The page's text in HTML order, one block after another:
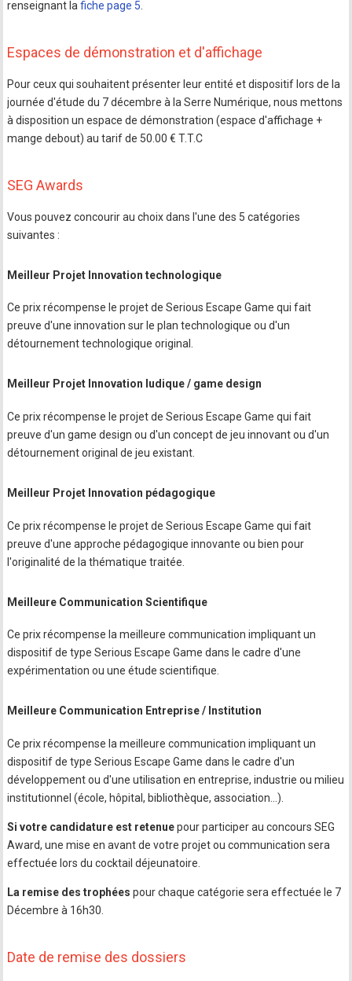
renseignant lafiche page 5
Espaces de démonstration et d'affichage
Pour ceux qui souhaitent présenter leur entité et dispositif lors de la
journée d'étude du 7 décembre à la Serre Numérique, nous mettons
à disposition un espace de démonstration (espace d'affichage +
mange debout) au tarif de 50.00 € T.T.C
SEG Awards
Vous pouvez concourir au choix dans l'une des 5 catégories
suivantes :
Meilleur Projet Innovation technologique
Ce prix récompense le projet de Serious Escape Game qui fait
preuve d'une innovation sur le plan technologique ou d'un
détournement technologique original.
Meilleur Projet Innovation ludique / game design
Ce prix récompense le projet de Serious Escape Game qui fait
preuve d'un game design ou d'un concept de jeu innovant ou d'un
détournement original de jeu existant.
Meilleur Projet Innovation pédagogique
Ce prix récompense le projet de Serious Escape Game qui fait
preuve d'une approche pédagogique innovante ou bien pour
l'originalité de la thématique traitée.
Meilleure Communication Scientifique
Ce prix récompense la meilleure communication impliquant un
dispositif de type Serious Escape Game dans le cadre d'une
expérimentation ou une étude scientifique.
Meilleure Communication Entreprise / Institution
Ce prix récompense la meilleure communication impliquant un
dispositif de type Serious Escape Game dans le cadre d'un
développement ou d'une utilisation en entreprise, industrie ou milieu
institutionnel (école, hôpital, bibliothèque, association...).
Si votre candidature est retenuepour participer au concours SEG
Award, une mise en avant de votre projet ou communication sera
effectuée lors du cocktail déjeunatoire.
La remise des trophées pour chaque catégorie sera effectuée le 7
Décembre à 16h30.
Date de remise des dossiers